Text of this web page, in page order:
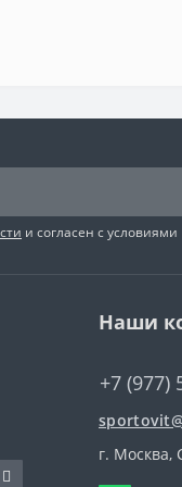
и согласен с условиями
Наши
+7 (977)
г. Москва,